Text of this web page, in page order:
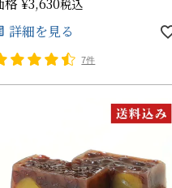
格 ¥3,630税込
詳細を見る
7件